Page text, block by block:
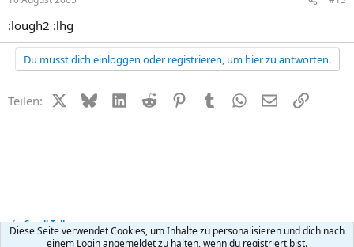
:lough2 :lhg
Du musst dich einloggen oder registrieren, um hier zu antworten.
Teilen: X (Twitter)
BlueskyLinkedIn
Reddit PinterestTumblr WhatsApp
E-MailLink
Small Talk
Diese Seite verwendet Cookies, um Inhalte zu personalisieren und dich nach
einem Login angemeldet zu halten, wenn du registriert bist.